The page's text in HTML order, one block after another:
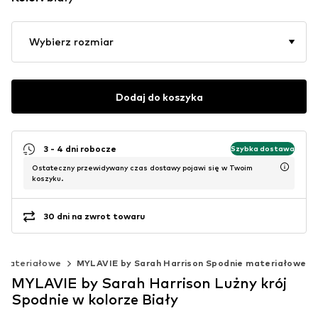
Wybierz rozmiar
Dodaj do koszyka
3 - 4 dni robocze Szybka dostawa
Ostateczny przewidywany czas dostawy pojawi się w Twoim
koszyku.
30 dni na zwrot towaru
MYLAVIE by Sarah Harrison Spodnie materiałowe
MYLAVIE by Sarah Harrison Lużny krój
Spodnie w kolorze Biały